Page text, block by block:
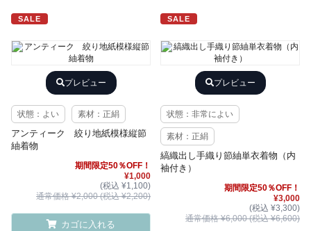
SALE
プレビュー
状態：よい 素材：正絹
アンティーク 絞り地紙模様縦節
紬着物
期間限定50％OFF！
¥1,000
(税込 ¥1,100)
通常価格 ¥2,000 (税込 ¥2,200)
カゴに入れる
SALE
プレビュー
状態：非常によい
素材：正絹
縞織出し手織り節紬単衣着物（内
袖付き）
期間限定50％OFF！
¥3,000
(税込 ¥3,300)
通常価格 ¥6,000 (税込 ¥6,600)